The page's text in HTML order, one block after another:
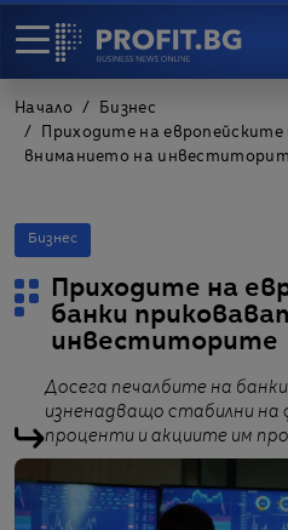
Начало
Бизнес
Приходите на
вниманието на
Бизнес
Приходите на
банки
инвеститорите
Досега печалбите на
изненадващо стабилни на
проценти и акциите им